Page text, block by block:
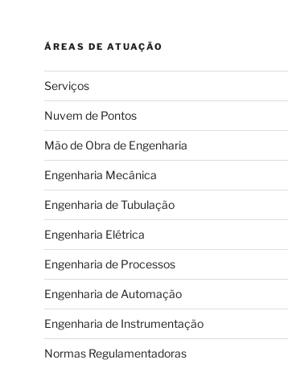
ÁREAS DE ATUAÇÃO
Serviços
Nuvem de Pontos
Mão de Obra de Engenharia
Engenharia Mecânica
Engenharia de Tubulação
Engenharia Elétrica
Engenharia de Processos
Engenharia de Automação
Engenharia de Instrumentação
Normas Regulamentadoras